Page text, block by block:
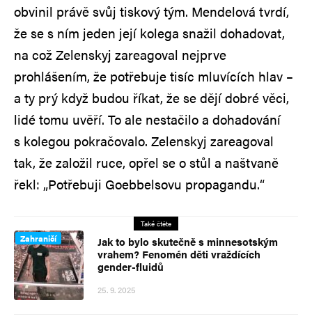
obvinil právě svůj tiskový tým. Mendelová tvrdí,
že se s ním jeden její kolega snažil dohadovat,
na což Zelenskyj zareagoval nejprve
prohlášením, že potřebuje tisíc mluvících hlav –
a ty prý když budou říkat, že se dějí dobré věci,
lidé tomu uvěří. To ale nestačilo a dohadování
s kolegou pokračovalo. Zelenskyj zareagoval
tak, že založil ruce, opřel se o stůl a naštvaně
řekl: „Potřebuji Goebbelsovu propagandu.“
Také čtěte
Zahraničí
Jak to bylo skutečně s minnesotským
vrahem? Fenomén děti vraždících
gender-fluidů
25. 9. 2025